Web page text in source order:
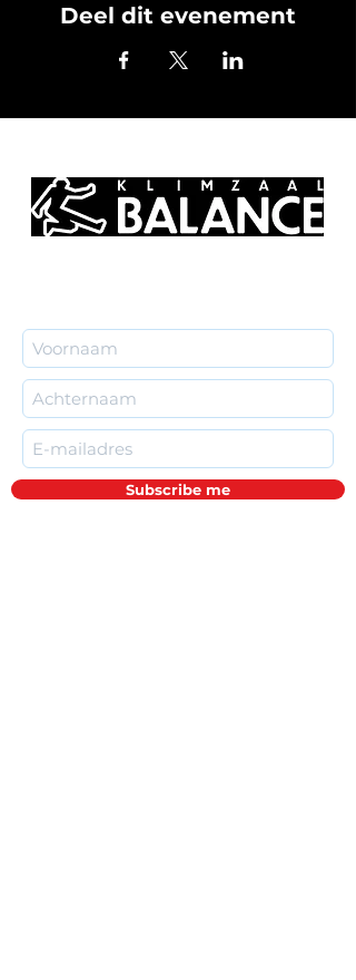
Deel dit evenement
Subscribe me